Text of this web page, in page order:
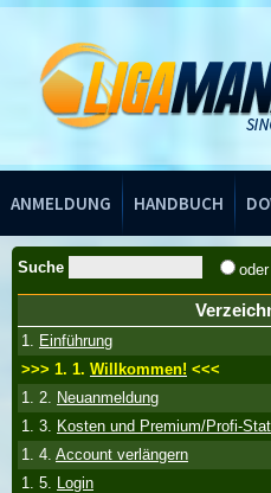
ANMELDUNG HANDBUCH
Handbuch
Suche oder
1. Einführung
>>> 1. 1. Willkommen! <<<
1. 2. Neuanmeldung
1. 3. Kosten und Premium/Profi-
1. 4. Account verlängern
1. 5. Login